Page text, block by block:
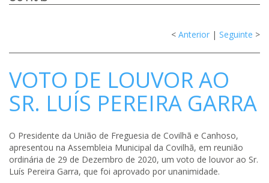
< Anterior | Seguinte >
VOTO DE LOUVOR AO
SR. LUÍS PEREIRA GARRA
O Presidente da União de Freguesia de Covilhã e Canhoso,
apresentou na Assembleia Municipal da Covilhã, em reunião
ordinária de 29 de Dezembro de 2020, um voto de louvor ao Sr.
Luís Pereira Garra, que foi aprovado por unanimidade.